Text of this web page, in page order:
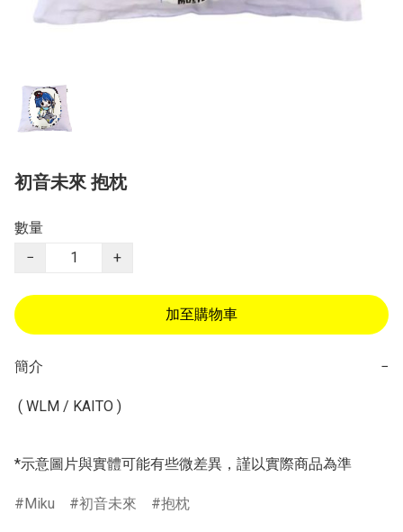
初音未來 抱枕
數量
−
+
加至購物車
簡介 −
*示意圖片與實體可能有些微差異，謹以實際商品為準
Miku 初音未來 抱枕